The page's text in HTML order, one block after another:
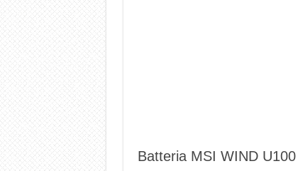
Batteria MSI WIND